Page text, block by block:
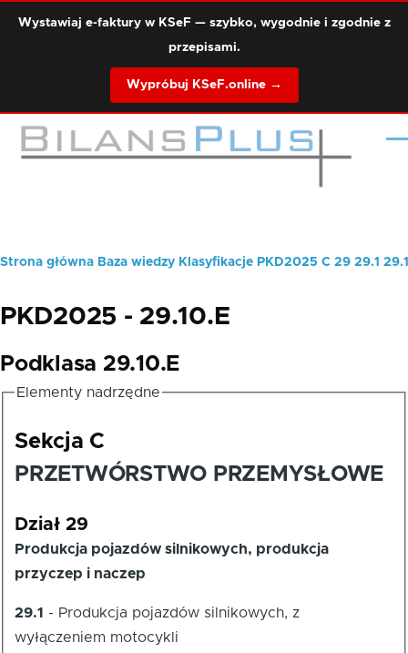
Wystawiaj e-faktury w KSeF — szybko, wygodnie i zgodnie z
przepisami.
Wypróbuj KSeF.online →
Ścieżka
Strona główna Baza wiedzy Klasyfikacje PKD2025 C 29 29.1
PKD2025 - 29.10.E
Podklasa 29.10.E
Elementy nadrzędne
Sekcja C
PRZETWÓRSTWO PRZEMYSŁOWE
Dział 29
Produkcja pojazdów silnikowych, produkcja
przyczep i naczep
29.1 - Produkcja pojazdów silnikowych, z
wyłączeniem motocykli